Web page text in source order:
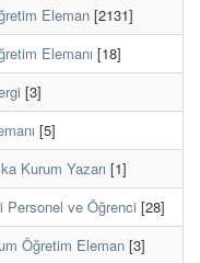
Eleman [2131]
Elemanı [18]
[3]
[5]
Kurum Yazarı [1]
Personel ve Öğrenci [28]
Öğretim Eleman [3]